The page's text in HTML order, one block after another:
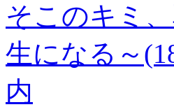
そこのキミ
生になる～
内